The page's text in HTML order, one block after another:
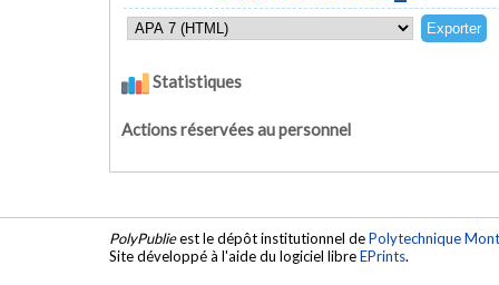
Statistiques
Actions réservées au personnel
PolyPublieest le dépôt institutionnel dePolytechnique
Site développé à l'aide du logiciel libreEPrints.